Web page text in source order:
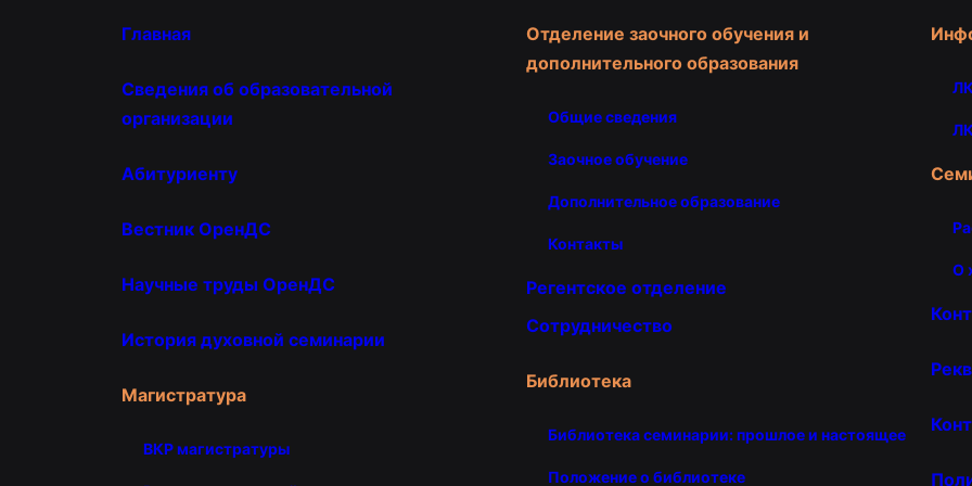
Главная
Сведения об образовательной
организации
Абитуриенту
Вестник ОренДС
Научные труды ОренДС
История духовной семинарии
Магистратура
ВКР магистратуры
Отделение заочного обучения и
дополнительного образования
Общие сведения
Заочное обучение
Дополнительное образование
Контакты
Регентское отделение
Сотрудничество
Библиотека
Библиотека семинарии: прошлое и настоящее
Положение о библиотеке
О